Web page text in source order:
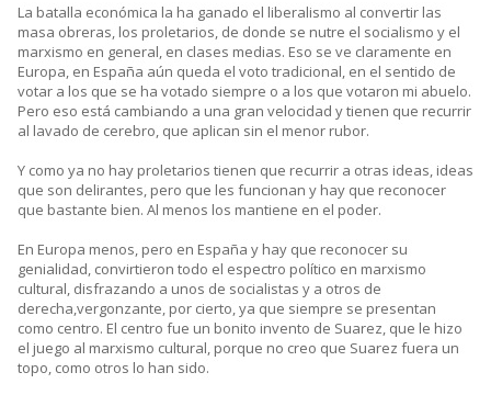
La batalla económica la ha ganado el liberalismo al convertir las
masa obreras, los proletarios, de donde se nutre el socialismo y el
marxismo en general, en clases medias. Eso se ve claramente en
Europa, en España aún queda el voto tradicional, en el sentido de
votar a los que se ha votado siempre o a los que votaron mi abuelo.
Pero eso está cambiando a una gran velocidad y tienen que recurrir
al lavado de cerebro, que aplican sin el menor rubor.
Y como ya no hay proletarios tienen que recurrir a otras ideas, ideas
que son delirantes, pero que les funcionan y hay que reconocer
que bastante bien. Al menos los mantiene en el poder.
En Europa menos, pero en España y hay que reconocer su
genialidad, convirtieron todo el espectro político en marxismo
cultural, disfrazando a unos de socialistas y a otros de
derecha,vergonzante, por cierto, ya que siempre se presentan
como centro. El centro fue un bonito invento de Suarez, que le hizo
el juego al marxismo cultural, porque no creo que Suarez fuera un
topo, como otros lo han sido.